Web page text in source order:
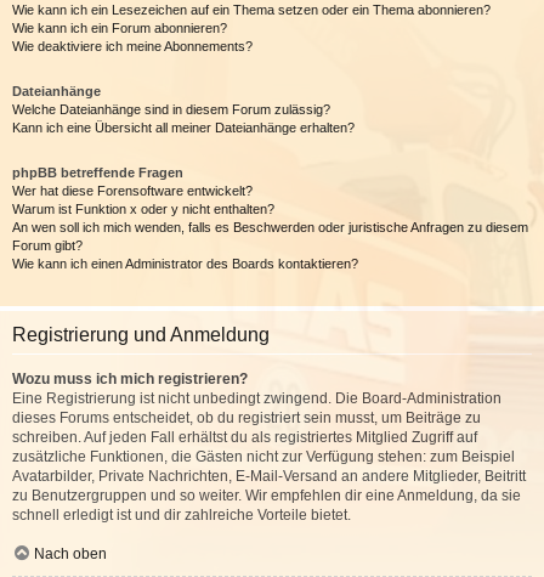
Wie kann ich ein Lesezeichen auf ein Thema setzen oder ein Thema abonnieren?
Wie kann ich ein Forum abonnieren?
Wie deaktiviere ich meine Abonnements?
Dateianhänge
Welche Dateianhänge sind in diesem Forum zulässig?
Kann ich eine Übersicht all meiner Dateianhänge erhalten?
phpBB betreffende Fragen
Wer hat diese Forensoftware entwickelt?
Warum ist Funktion x oder y nicht enthalten?
An wen soll ich mich wenden, falls es Beschwerden oder juristische Anfragen zu diesem
Forum gibt?
Wie kann ich einen Administrator des Boards kontaktieren?
Registrierung und Anmeldung
Wozu muss ich mich registrieren?
Eine Registrierung ist nicht unbedingt zwingend. Die Board-Administration
dieses Forums entscheidet, ob du registriert sein musst, um Beiträge zu
schreiben. Auf jeden Fall erhältst du als registriertes Mitglied Zugriff auf
zusätzliche Funktionen, die Gästen nicht zur Verfügung stehen: zum Beispiel
Avatarbilder, Private Nachrichten, E-Mail-Versand an andere Mitglieder, Beitritt
zu Benutzergruppen und so weiter. Wir empfehlen dir eine Anmeldung, da sie
schnell erledigt ist und dir zahlreiche Vorteile bietet.
Nach oben